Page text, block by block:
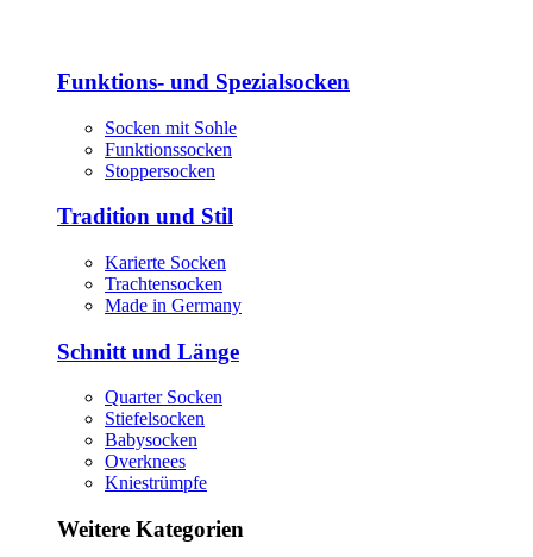
Funktions- und Spezialsocken
Socken mit Sohle
Funktionssocken
Stoppersocken
Tradition und Stil
Karierte Socken
Trachtensocken
Made in Germany
Schnitt und Länge
Quarter Socken
Stiefelsocken
Babysocken
Overknees
Kniestrümpfe
Weitere Kategorien